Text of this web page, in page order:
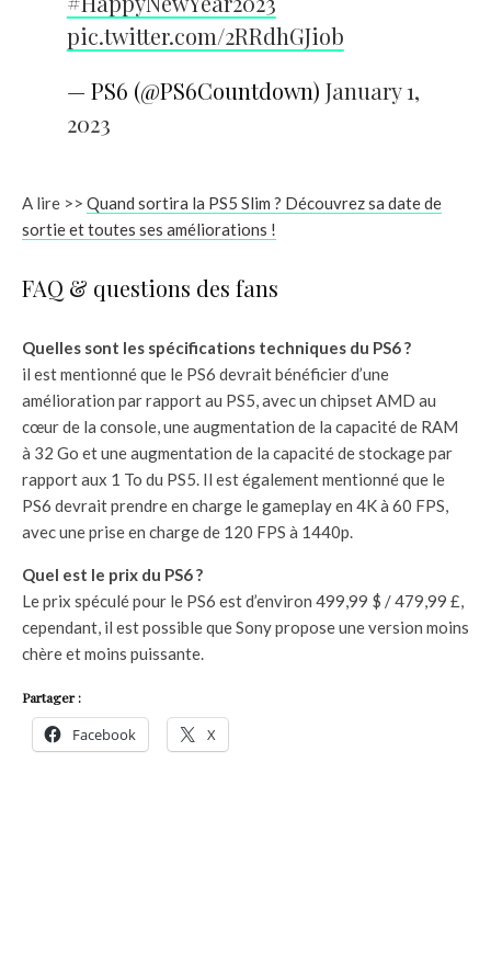
pic.twitter.com/2RRdhGJiob
— PS6 (@PS6Countdown) January 1,
2023
A lire >> Quand sortira la PS5 Slim ? Découvrez sa date de
sortie et toutes ses améliorations !
FAQ & questions des fans
Quelles sont les spécifications techniques du PS6 ?
il est mentionné que le PS6 devrait bénéficier d’une
amélioration par rapport au PS5, avec un chipset AMD au
cœur de la console, une augmentation de la capacité de RAM
à 32 Go et une augmentation de la capacité de stockage par
rapport aux 1 To du PS5. Il est également mentionné que le
PS6 devrait prendre en charge le gameplay en 4K à 60 FPS,
avec une prise en charge de 120 FPS à 1440p.
Quel est le prix du PS6 ?
Le prix spéculé pour le PS6 est d’environ 499,99 $ / 479,99 £,
cependant, il est possible que Sony propose une version moins
chère et moins puissante.
Partager :
Facebook X